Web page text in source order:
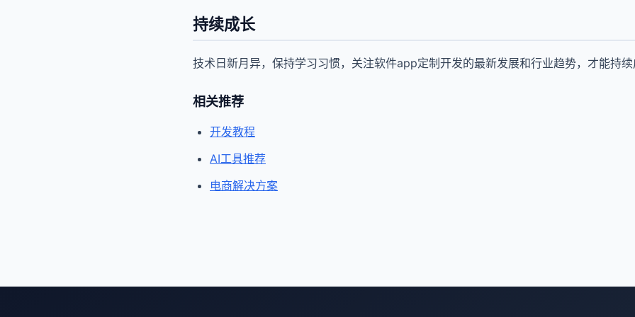
持续成长
技术日新月异，保持学习习惯，关注软件app定制开发的最新发展和行业趋势，才能持
相关推荐
开发教程
AI工具推荐
电商解决方案